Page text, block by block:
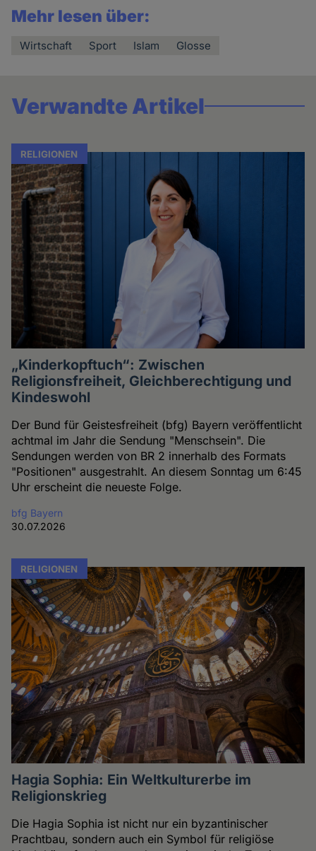
Mehr lesen über:
Wirtschaft Sport Islam Glosse
Verwandte Artikel
RELIGIONEN
„Kinderkopftuch“: Zwischen
Religionsfreiheit, Gleichberechtigung und
Kindeswohl
Der Bund für Geistesfreiheit (bfg) Bayern veröffentlicht
achtmal im Jahr die Sendung "Menschsein". Die
Sendungen werden von BR 2 innerhalb des Formats
"Positionen" ausgestrahlt. An diesem Sonntag um 6:45
Uhr erscheint die neueste Folge.
bfg Bayern
30.07.2026
RELIGIONEN
Hagia Sophia: Ein Weltkulturerbe im
Religionskrieg
Die Hagia Sophia ist nicht nur ein byzantinischer
Prachtbau, sondern auch ein Symbol für religiöse